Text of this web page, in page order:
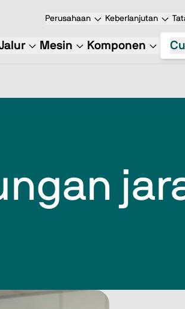
Perusahaan Keberlanjutan
Mesin Komponen